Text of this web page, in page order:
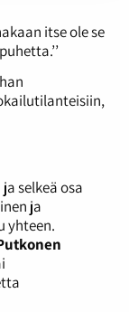
itse ole se
selkeä osa
ja
yhteen.